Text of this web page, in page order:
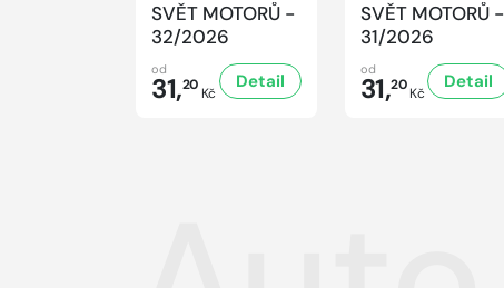
SVĚT MOTORŮ -
32/2026
od
31,20 Kč
Detail
SVĚT MOTORŮ -
31/2026
od
31,20Kč
Detail